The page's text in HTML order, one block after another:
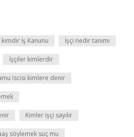
kimdir İş Kanunu İşçi nedir tanımı
İşçiler kimlerdir
iscisi kimlere denir
Kimler işçi sayılır
söylemek suç mu